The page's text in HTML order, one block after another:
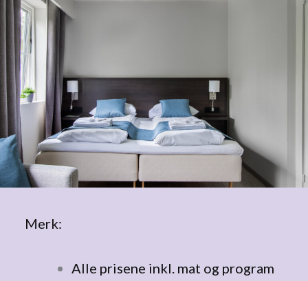
Merk:
Alle prisene inkl. mat og program